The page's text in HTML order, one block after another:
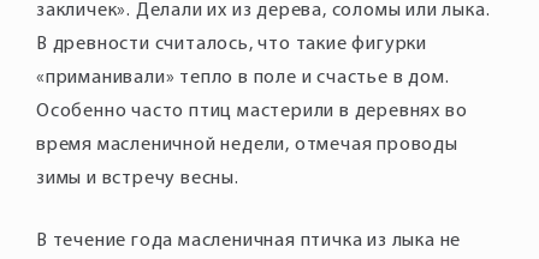
закличек». Делали их из дерева, соломы или лыка.
В древности считалось, что такие фигурки
«приманивали» тепло в поле и счастье в дом.
Особенно часто птиц мастерили в деревнях во
время масленичной недели, отмечая проводы
зимы и встречу весны.
В течение года масленичная птичка из лыка не